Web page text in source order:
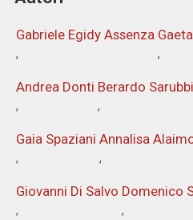
Gabriele Egidy Assenza
Andrea Donti Berardo Sarubbi
Gaia Spaziani Annalisa
Giovanni Di Salvo Domenico